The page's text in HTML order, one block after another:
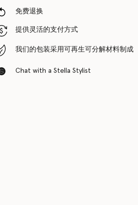
免费退换
提供灵活的支付方式
我们的包装采用可再生可分解材料制成
Chat with a Stella Stylist